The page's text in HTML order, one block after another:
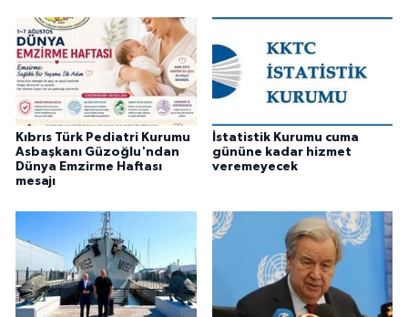
Kıbrıs Türk Pediatri Kurumu
Asbaşkanı Güzoğlu'ndan
Dünya Emzirme Haftası
mesajı
İstatistik Kurumu cuma
gününe kadar hizmet
veremeyecek